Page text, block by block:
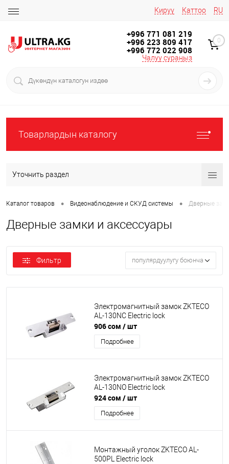
Кирүү Каттоо RU
+996 771 081 219
+996 223 809 417
+996 772 022 908
Чалуу сураңыз
0
Товарлардын каталогу
Уточнить раздел
Каталог товаров • Видеонаблюдение и СКУД системы • Дверные
Дверные замки и аксессуары
Фильтр популярдуулугу боюнча
Электромагнитный замок ZKTECO
AL-130NC Electric lock
906 сом / шт
Подробнее
Электромагнитный замок ZKTECO
AL-130NO Electric lock
924 сом / шт
Подробнее
Монтажный уголок ZKTECO AL-
500PL Electric lock